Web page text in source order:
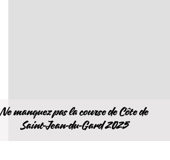
Ne manquez pas la course de Côte de
Saint-Jean-du-Gard 2025